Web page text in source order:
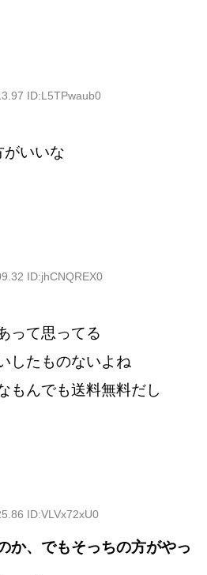
ID:L5TPwaub0
がいいな
ID:jhCNQREX0
って思ってる
したものないよね
もんでも送料無料だし
ID:VLVx72xU0
か、でもそっちの方がやっ